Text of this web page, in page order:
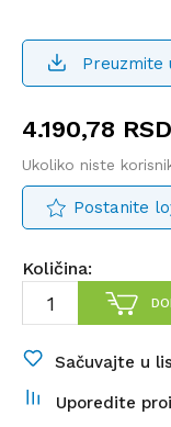
Preuzmite
4.190,78 RSD
Ukoliko niste
Postanite
Količina:
Sačuvajte u
Uporedite